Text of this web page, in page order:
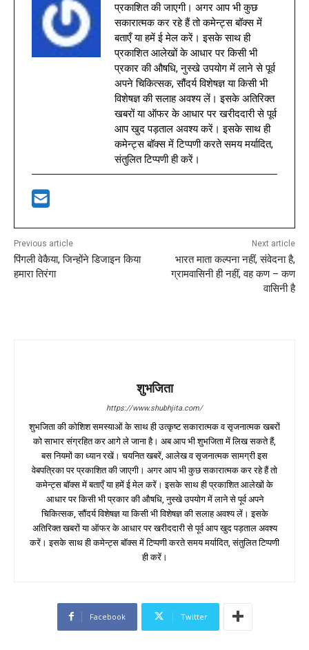
प्रकाशित की जाएगी। अगर आप भी कुछ
सकारात्मक कर रहे हैं तो कमेन्ट्स बॉक्स में
बताएँ या हमें ई मेल करें। इसके साथ ही
प्रकाशित आलेखों के आधार पर किसी भी
प्रकार की औषधि, नुस्खे उपयोग में लाने से पूर्व
अपने चिकित्सक, सौंदर्य विशेषज्ञ या किसी भी
विशेषज्ञ की सलाह अवश्य लें। इसके अतिरिक्त
खबरों या ऑफर के आधार पर खरीददारी से पूर्व
आप खुद पड़ताल अवश्य करें। इसके साथ ही
कमेन्ट्स बॉक्स में टिप्पणी करते समय मर्यादित,
संतुलित टिप्पणी ही करें।
Previous article
पिंगली वेकैया, जिन्होंने डिजाइन किया
हमारा तिरंगा
Next article
भारत माता कल्पना नहीं, संवेदना है,
ग्रामवासिनी ही नहीं, वह कण – कण
वासिनी है
शुभजिता
https://www.shubhjita.com/
शुभजिता की कोशिश समस्याओं के साथ ही उत्कृष्ट सकारात्मक व सृजनात्मक खबरों
को साभार संग्रहित कर आगे ले जाना है। अब आप भी शुभजिता में लिख सकते हैं,
बस नियमों का ध्यान रखें। चयनित खबरें, आलेख व सृजनात्मक सामग्री इस
वेबपत्रिका पर प्रकाशित की जाएगी। अगर आप भी कुछ सकारात्मक कर रहे हैं तो
कमेन्ट्स बॉक्स में बताएँ या हमें ई मेल करें। इसके साथ ही प्रकाशित आलेखों के
आधार पर किसी भी प्रकार की औषधि, नुस्खे उपयोग में लाने से पूर्व अपने
चिकित्सक, सौंदर्य विशेषज्ञ या किसी भी विशेषज्ञ की सलाह अवश्य लें। इसके
अतिरिक्त खबरों या ऑफर के आधार पर खरीददारी से पूर्व आप खुद पड़ताल अवश्य
करें। इसके साथ ही कमेन्ट्स बॉक्स में टिप्पणी करते समय मर्यादित, संतुलित टिप्पणी
ही करें।
Facebook Twitter